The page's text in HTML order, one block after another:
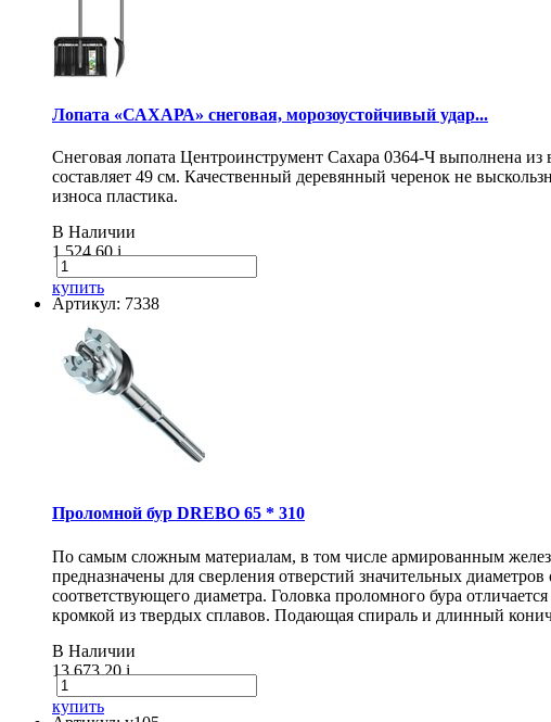
Лопата «САХАРА» снеговая, морозоустойчивый удар...
Снеговая лопата Центроинструмент Сахара 0364-Ч выполнена из
составляет 49 см. Качественный деревянный черенок не
износа пластика.
В Наличии
1 524.60i
купить
Артикул: 7338
Проломной бур DREBO 65 * 310
По самым сложным материалам, в том числе армированным
предназначены для сверления отверстий значительных
соответствующего диаметра. Головка проломного бура
кромкой из твердых сплавов. Подающая спираль и длинный
В Наличии
13 673.20i
купить